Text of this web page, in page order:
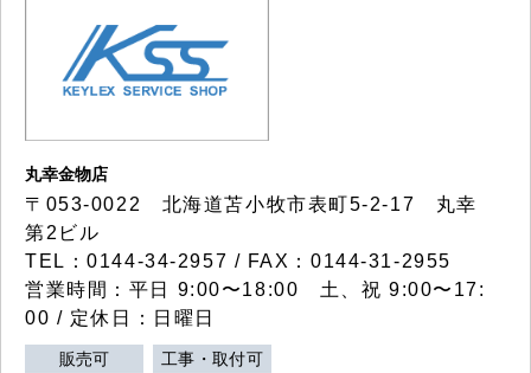
丸幸金物店
〒053-0022 北海道苫小牧市表町5-2-17 丸幸
第2ビル
TEL：0144-34-2957 / FAX：0144-31-2955
営業時間：平日 9:00〜18:00 土、祝 9:00〜17:
00 / 定休日：日曜日
販売可 工事・取付可